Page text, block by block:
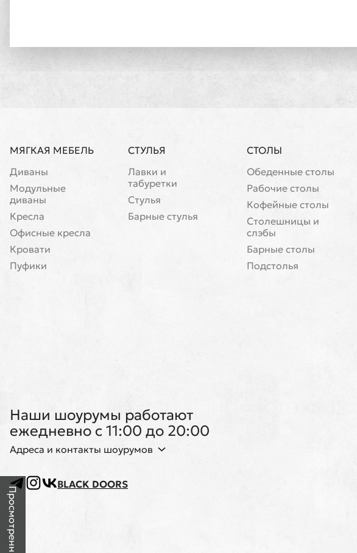
МЯГКАЯ МЕБЕЛЬ
Диваны
Модульные
диваны
Кресла
Офисные кресла
Кровати
Пуфики
СТУЛЬЯ
Лавки и
табуретки
Стулья
Барные стулья
СТОЛЫ
Обеденные столы
Рабочие столы
Кофейные столы
Cтолешницы и
слэбы
Барные столы
Подстолья
Наши шоурумы работают
ежедневно с 11:00 до 20:00
Адреса и контакты шоурумов
BLACK DOORS